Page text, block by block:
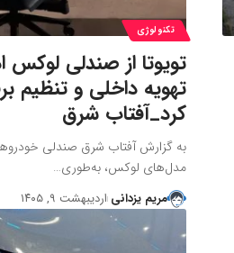
تکنولوژی
تویوتا از صندلی لوکس
تهویه داخلی و تنظیم
کرد_آفتاب شرق
به گزارش آفتاب شرق صندلی
مدل‌های لوکس، به‌طوری…
مریم یزدانی اردیبهشت ۹, ۱۴۰۵